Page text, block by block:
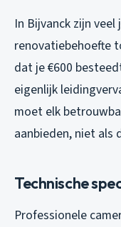
In Bijvanck zijn veel
renovatiebehoefte
dat je €600
eigenlijk
moet elk
aanbieden, niet als
Technische
Professionele